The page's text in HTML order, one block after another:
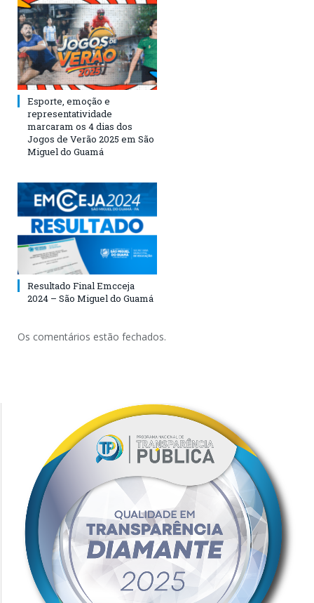
Esporte, emoção e
representatividade
marcaram os 4 dias dos
Jogos de Verão 2025 em São
Miguel do Guamá
Resultado Final Emcceja
2024 – São Miguel do Guamá
Os comentários estão fechados.